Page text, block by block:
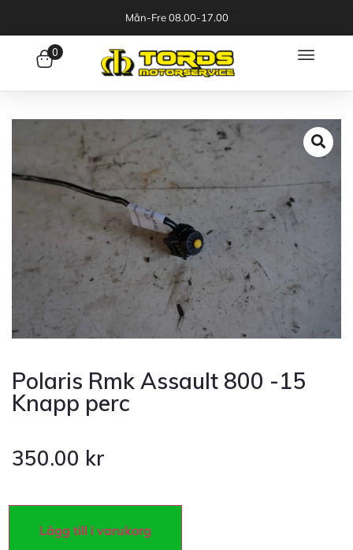
Mån-Fre 08.00-17.00
0
Polaris Rmk Assault 800 -15
Knapp perc
350.00 kr
Lägg till i varukorg